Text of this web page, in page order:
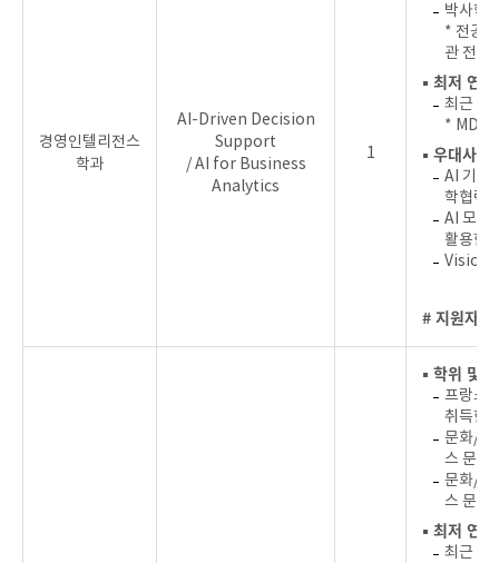
경영인텔리전스
학과
AI-Driven Decision
Support
/ AI for Business
Analytics
1
박사학
* 전공:
관 전공
▪ 최저 연
최근 5
*
▪ 우대사항
AI 기반
학협력
AI 모델
활용한
Vision-
# 지원자
▪ 학위 및
프랑스
취득한
문화/문
스 문화
문화/문
스 문화
▪ 최저 연
최근 4